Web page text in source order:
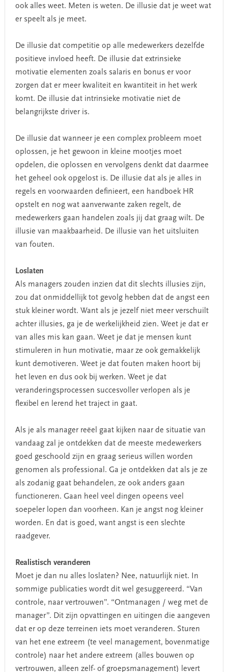
ook alles weet. Meten is weten. De illusie dat je weet wat
er speelt als je meet.
De illusie dat competitie op alle medewerkers dezelfde
positieve invloed heeft. De illusie dat extrinsieke
motivatie elementen zoals salaris en bonus er voor
zorgen dat er meer kwaliteit en kwantiteit in het werk
komt. De illusie dat intrinsieke motivatie niet de
belangrijkste driver is.
De illusie dat wanneer je een complex probleem moet
oplossen, je het gewoon in kleine mootjes moet
opdelen, die oplossen en vervolgens denkt dat daarmee
het geheel ook opgelost is. De illusie dat als je alles in
regels en voorwaarden definieert, een handboek HR
opstelt en nog wat aanverwante zaken regelt, de
medewerkers gaan handelen zoals jij dat graag wilt. De
illusie van maakbaarheid. De illusie van het uitsluiten
van fouten.
Loslaten
Als managers zouden inzien dat dit slechts illusies zijn,
zou dat onmiddellijk tot gevolg hebben dat de angst een
stuk kleiner wordt. Want als je jezelf niet meer verschuilt
achter illusies, ga je de werkelijkheid zien. Weet je dat er
van alles mis kan gaan. Weet je dat je mensen kunt
stimuleren in hun motivatie, maar ze ook gemakkelijk
kunt demotiveren. Weet je dat fouten maken hoort bij
het leven en dus ook bij werken. Weet je dat
veranderingsprocessen succesvoller verlopen als je
flexibel en lerend het traject in gaat.
Als je als manager reëel gaat kijken naar de situatie van
vandaag zal je ontdekken dat de meeste medewerkers
goed geschoold zijn en graag serieus willen worden
genomen als professional. Ga je ontdekken dat als je ze
als zodanig gaat behandelen, ze ook anders gaan
functioneren. Gaan heel veel dingen opeens veel
soepeler lopen dan voorheen. Kan je angst nog kleiner
worden. En dat is goed, want angst is een slechte
raadgever.
Realistisch veranderen
Moet je dan nu alles loslaten? Nee, natuurlijk niet. In
sommige publicaties wordt dit wel gesuggereerd. “Van
controle, naar vertrouwen”. “Ontmanagen / weg met de
manager”. Dit zijn opvattingen en uitingen die aangeven
dat er op deze terreinen iets moet veranderen. Sturen
van het ene extreem (te veel management, bovenmatige
controle) naar het andere extreem (alles bouwen op
vertrouwen, alleen zelf- of groepsmanagement) levert